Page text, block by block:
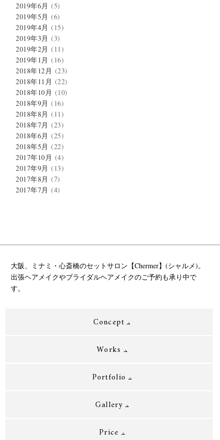
2019年6月 (5)
2019年5月 (6)
2019年4月 (15)
2019年3月 (3)
2019年2月 (11)
2019年1月 (16)
2018年12月 (23)
2018年11月 (22)
2018年10月 (10)
2018年9月 (16)
2018年8月 (11)
2018年7月 (23)
2018年6月 (25)
2018年5月 (22)
2017年10月 (4)
2017年9月 (13)
2017年8月 (7)
2017年7月 (4)
大阪、ミナミ・心斎橋のセットサロン【Chermer】(シャルメ)。
出張ヘアメイクやブライダルヘアメイクのご予約も承り中で
す。
Concept
Works
Portfolio
Gallery
Price